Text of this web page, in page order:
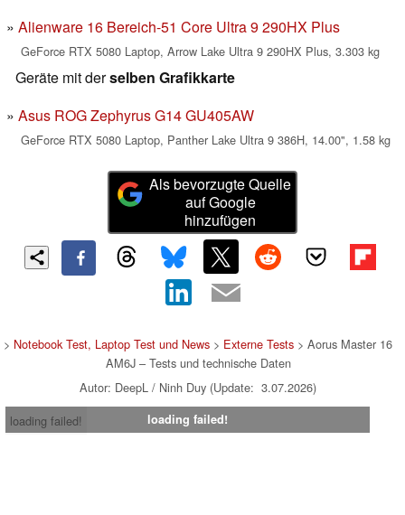
Alienware 16 Bereich-51 Core Ultra 9 290HX Plus
GeForce RTX 5080 Laptop, Arrow Lake Ultra 9 290HX Plus, 3.303 kg
Geräte mit derselben Grafikkarte
Asus ROG Zephyrus G14 GU405AW
GeForce RTX 5080 Laptop, Panther Lake Ultra 9 386H, 14.00", 1.58 kg
Als bevorzugte Quelle
auf Google
hinzufügen
> Notebook Test, Laptop Test und News > Externe Tests > Aorus Master 16
AM6J – Tests und technische Daten
Autor: DeepL / Ninh Duy (Update: 3.07.2026)
loading failed!
loading failed!